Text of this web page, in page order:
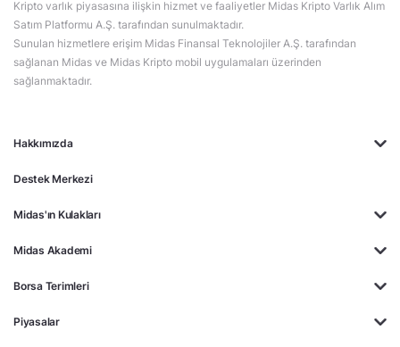
Hakkımızda
Destek Merkezi
Midas'ın Kulakları
Midas Akademi
Borsa Terimleri
Piyasalar
Kripto varlık piyasasına ilişkin hizmet ve faaliyetler Midas Kripto Varlık Alım
Satım Platformu A.Ş. tarafından sunulmaktadır.
Sunulan hizmetlere erişim Midas Finansal Teknolojiler A.Ş. tarafından
sağlanan Midas ve Midas Kripto mobil uygulamaları üzerinden
sağlanmaktadır.